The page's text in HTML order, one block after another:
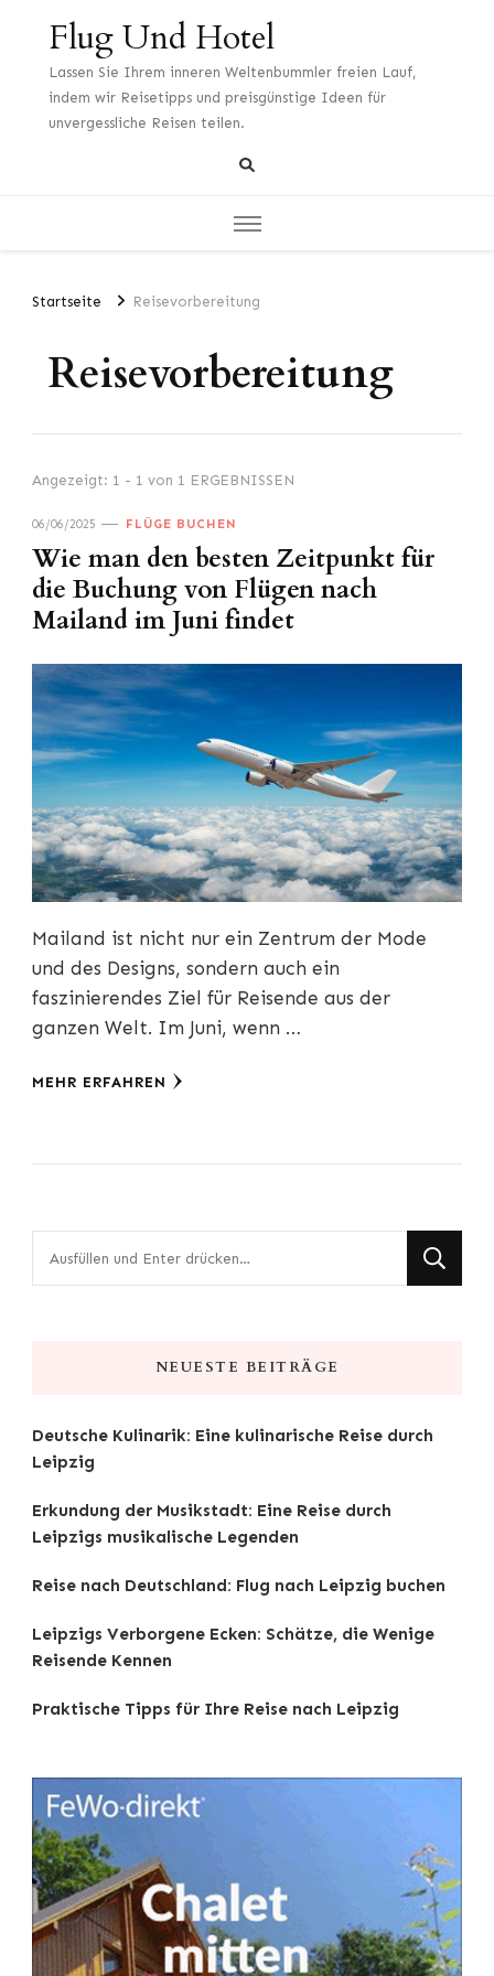
Flug Und Hotel
Lassen Sie Ihrem inneren Weltenbummler freien Lauf,
indem wir Reisetipps und preisgünstige Ideen für
unvergessliche Reisen teilen.
Startseite Reisevorbereitung
Reisevorbereitung
Angezeigt: 1 - 1 von 1 ERGEBNISSEN
06/06/2025 FLÜGE BUCHEN
Wie man den besten Zeitpunkt für
die Buchung von Flügen nach
Mailand im Juni findet
Mailand ist nicht nur ein Zentrum der Mode
und des Designs, sondern auch ein
faszinierendes Ziel für Reisende aus der
ganzen Welt. Im Juni, wenn …
MEHR ERFAHREN
NEUESTE BEITRÄGE
Deutsche Kulinarik: Eine kulinarische Reise durch
Leipzig
Erkundung der Musikstadt: Eine Reise durch
Leipzigs musikalische Legenden
Reise nach Deutschland: Flug nach Leipzig buchen
Leipzigs Verborgene Ecken: Schätze, die Wenige
Reisende Kennen
Praktische Tipps für Ihre Reise nach Leipzig